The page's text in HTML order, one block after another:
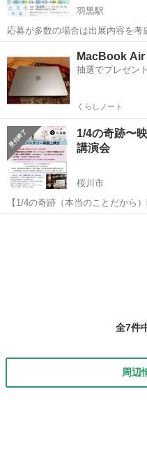
羽黒駅
応募が多数の場合は出展内容を考
2020年４月19日 日曜日 （雨天
桜
MacBook
抽選でプレゼン
くらしノート
1/4の奇跡〜
講演会
桜川市
【1/4の奇跡（本当のことだから
全7件
周辺